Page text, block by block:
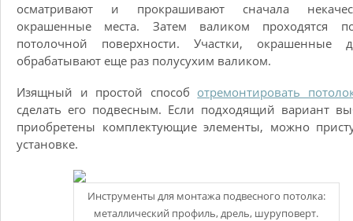
осматривают и прокрашивают сначала
окрашенные места. Затем валиком проходятся
потолочной поверхности. Участки, окрашенные
обрабатывают еще раз полусухим валиком.
Изящный и простой способ отремонтировать
сделать его подвесным. Если подходящий вариант
приобретены комплектующие элементы, можно
установке.
Инструменты для монтажа подвесного потолка:
металлический профиль, дрель, шуруповерт.